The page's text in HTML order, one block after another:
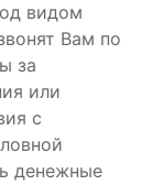
видом
Вам по
за
или
с
денежные